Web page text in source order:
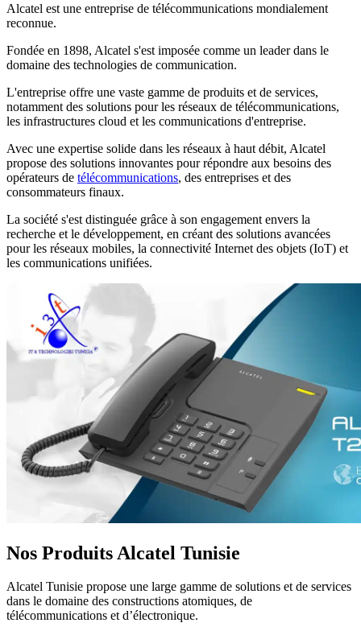
Alcatel est une entreprise de télécommunications mondialement
reconnue.
Fondée en 1898, Alcatel s'est imposée comme un leader dans le
domaine des technologies de communication.
L'entreprise offre une vaste gamme de produits et de services,
notamment des solutions pour les réseaux de télécommunications,
les infrastructures cloud et les communications d'entreprise.
Avec une expertise solide dans les réseaux à haut débit, Alcatel
propose des solutions innovantes pour répondre aux besoins des
opérateurs de télécommunications, des entreprises et des
consommateurs finaux.
La société s'est distinguée grâce à son engagement envers la
recherche et le développement, en créant des solutions avancées
pour les réseaux mobiles, la connectivité Internet des objets (IoT) et
les communications unifiées.
Nos Produits Alcatel Tunisie
Alcatel Tunisie propose une large gamme de solutions et de services
dans le domaine des constructions atomiques, de
télécommunications et d’électronique.